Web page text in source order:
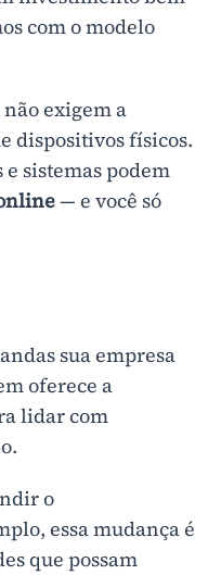
com o modelo
exigem a
dispositivos físicos.
e sistemas podem
— e você só
sua empresa
oferece a
lidar com
o
essa mudança é
que possam